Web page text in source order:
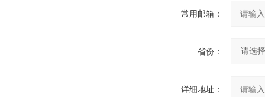
常用邮箱：
省份：
详细地址：